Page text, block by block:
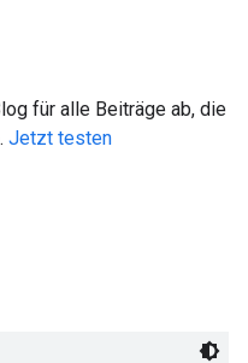
für alle Beiträge ab, die
Jetzt testen